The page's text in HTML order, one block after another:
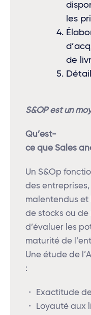
les
de
S&OP est un
Qu’est-
ce que Sales
Un S&Op
des
malentendus et
de stocks ou de
d’évaluer les
maturité de
Une étude de
:
・ Exactitude
・ Loyauté aux